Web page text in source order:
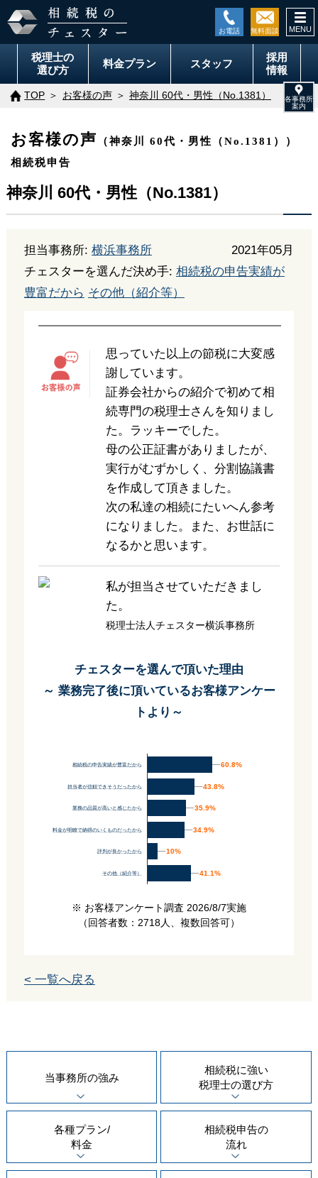
税理士の
選び方
料金プラン スタッフ
採用
情報
TOP お客様の声 神奈川 60代・男性（No.1381）
お客様の声
（神奈川 60代・男性（No.1381））
相続税申告
神奈川 60代・男性（No.1381）
担当事務所: 横浜事務所
2021年05月
チェスターを選んだ決め手: 相続税の申告実績が
豊富だから その他（紹介等）
思っていた以上の節税に大変感
謝しています。
証券会社からの紹介で初めて相
続専門の税理士さんを知りまし
た。ラッキーでした。
母の公正証書がありましたが、
実行がむずかしく、分割協議書
を作成して頂きました。
次の私達の相続にたいへん参考
になりました。また、お世話に
なるかと思います。
私が担当させていただきまし
た。
税理士法人チェスター横浜事務所
チェスターを選んで頂いた理由
～ 業務完了後に頂いているお客様アンケー
トより～
相続税の申告実績が豊富だから
担当者が信頼できそうだったから
業務の品質が高いと感じたから
料金が明瞭で納得のいくものだったから
評判が良かったから
その他（紹介等）
60.8%
60.8%
43.8%
43.8%
35.9%
35.9%
34.9%
34.9%
10%
10%
41.1%
41.1%
※ お客様アンケート調査 2026/8/7実施
（回答者数：2718人、複数回答可）
< 一覧へ戻る
当事務所の強み
相続税に強い
税理士の選び方
各種プラン/
料金
相続税申告の
流れ